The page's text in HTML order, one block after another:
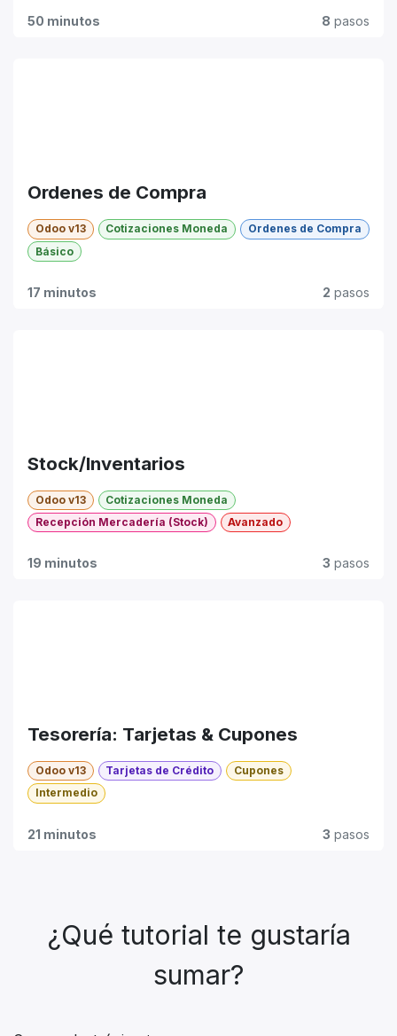
50 minutos 8 pasos
Ordenes de Compra
Odoo v13 Cotizaciones Moneda
Ordenes de Compra
Básico
17 minutos 2 pasos
Stock/Inventarios
Odoo v13
Cotizaciones Moneda
Recepción Mercadería (Stock)
Avanzado
19 minutos 3 pasos
Tesorería: Tarjetas & Cupones
Odoo v13 Tarjetas de Crédito
Cupones
Intermedio
21 minutos 3 pasos
¿Qué tutorial te gustaría
sumar?